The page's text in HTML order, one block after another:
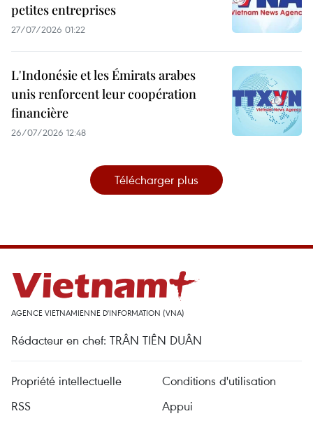
petites entreprises
27/07/2026 01:22
L'Indonésie et les Émirats arabes
unis renforcent leur coopération
financière
26/07/2026 12:48
Télécharger plus
AGENCE VIETNAMIENNE D'INFORMATION (VNA)
Rédacteur en chef: TRÂN TIÊN DUÂN
Propriété intellectuelle
Conditions d'utilisation
RSS
Appui